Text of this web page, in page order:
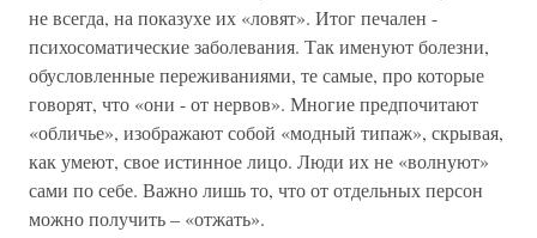
не всегда, на показухе их «ловят». Итог печален -
психосоматические заболевания. Так именуют болезни,
обусловленные переживаниями, те самые, про которые
говорят, что «они - от нервов». Многие предпочитают
«обличье», изображают собой «модный типаж», скрывая,
как умеют, свое истинное лицо. Люди их не «волнуют»
сами по себе. Важно лишь то, что от отдельных персон
можно получить – «отжать».